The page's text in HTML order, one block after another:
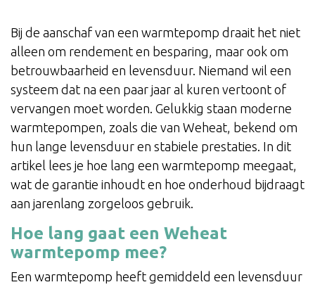
Bij de aanschaf van een warmtepomp draait het niet
alleen om rendement en besparing, maar ook om
betrouwbaarheid en levensduur. Niemand wil een
systeem dat na een paar jaar al kuren vertoont of
vervangen moet worden. Gelukkig staan moderne
warmtepompen, zoals die van Weheat, bekend om
hun lange levensduur en stabiele prestaties. In dit
artikel lees je hoe lang een warmtepomp meegaat,
wat de garantie inhoudt en hoe onderhoud bijdraagt
aan jarenlang zorgeloos gebruik.
Hoe lang gaat een Weheat
warmtepomp mee?
Een warmtepomp heeft gemiddeld een levensduur